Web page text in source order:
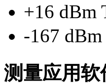
+16 dBm
-167
测量应用软